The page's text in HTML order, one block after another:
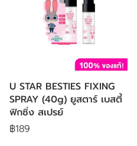
U STAR BESTIES FIXING
SPRAY (40g) ยูสตาร์ เบสตี้
ฟิกซิ่ง สเปรย์
฿189